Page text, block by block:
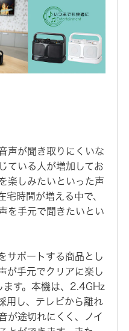
声が聞き取りにくいな
ている人が増加してお
楽しみたいといった声
時間が増える中で、
を手元で聞きたいとい
サポートする商品とし
が手元でクリアに楽し
す。本機は、2.4GHz
用し、テレビから離れ
が途切れにくく、ノイ